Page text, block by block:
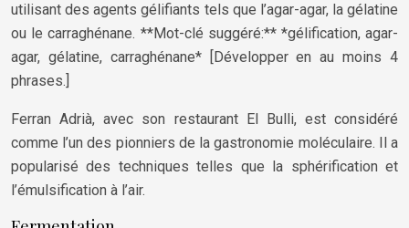
utilisant des agents gélifiants tels que l’agar-agar, la gélatine
ou le carraghénane. **Mot-clé suggéré:** *gélification, agar-
agar, gélatine, carraghénane* [Développer en au moins 4
phrases.]
Ferran Adrià, avec son restaurant El Bulli, est considéré
comme l’un des pionniers de la gastronomie moléculaire. Il a
popularisé des techniques telles que la sphérification et
l’émulsification à l’air.